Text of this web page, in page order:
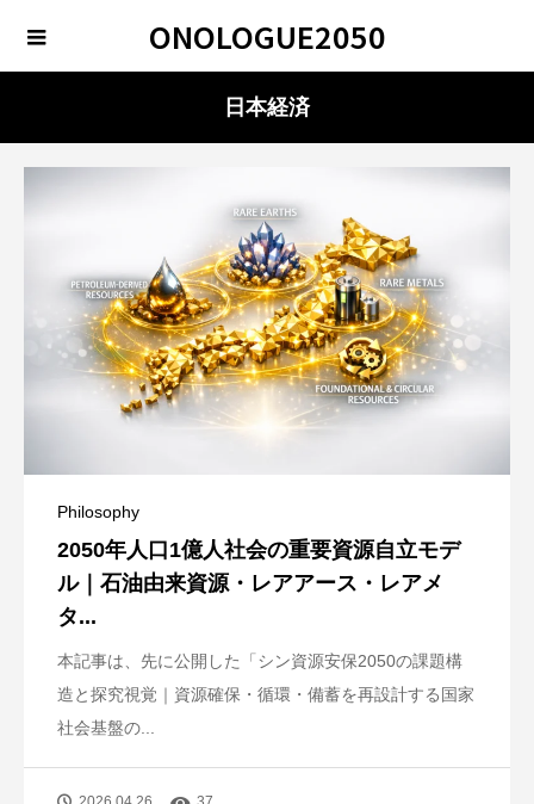
ONOLOGUE2050
日本経済
Philosophy
2050年人口1億人社会の重要資源自立モデ
ル｜石油由来資源・レアアース・レアメ
タ...
本記事は、先に公開した「シン資源安保2050の課題構
造と探究視覚｜資源確保・循環・備蓄を再設計する国家
社会基盤の...